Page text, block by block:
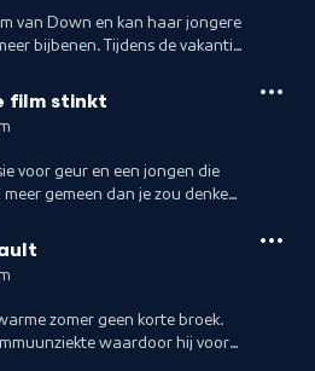
van Down en kan haar jongere
bijbenen. Tijdens de vakantie
film stinkt
voor geur en een jongen die
gemeen dan je zou denken.
zomer geen korte broek.
waardoor hij vooral